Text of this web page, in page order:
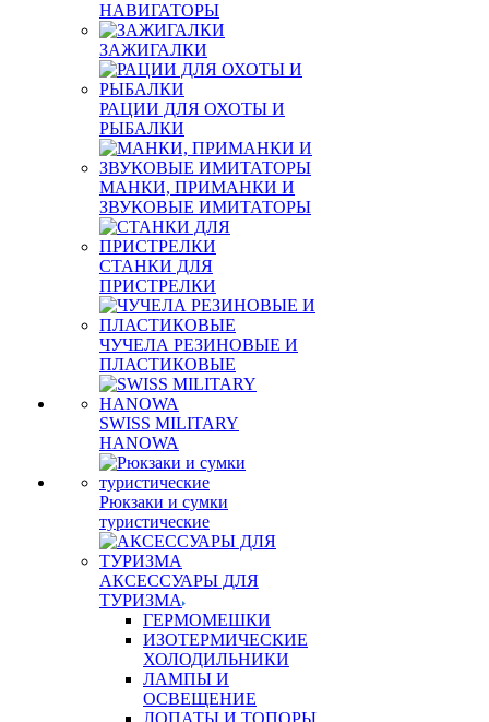
НАВИГАТОРЫ
ЗАЖИГАЛКИ
РАЦИИ ДЛЯ ОХОТЫ И
РЫБАЛКИ
МАНКИ, ПРИМАНКИ И
ЗВУКОВЫЕ ИМИТАТОРЫ
СТАНКИ ДЛЯ
ПРИСТРЕЛКИ
ЧУЧЕЛА РЕЗИНОВЫЕ И
ПЛАСТИКОВЫЕ
SWISS MILITARY
HANOWA
Рюкзаки и сумки
туристические
АКСЕССУАРЫ ДЛЯ
ТУРИЗМА
ГЕРМОМЕШКИ
ИЗОТЕРМИЧЕСКИЕ
ХОЛОДИЛЬНИКИ
ЛАМПЫ И
ОСВЕЩЕНИЕ
ЛОПАТЫ И ТОПОРЫ